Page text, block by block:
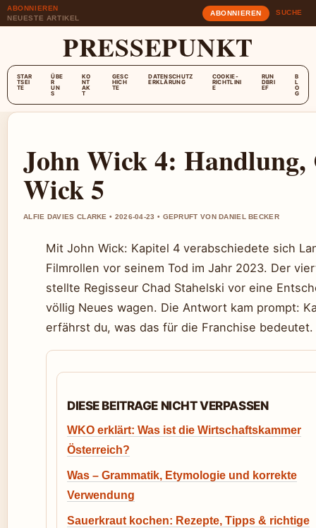
ABONNIEREN
NEUESTE ARTIKEL
ABONNIEREN SUCHE
PRESSEPUNKT
STAR
TSEI
TE
ÜBE
R
UN
S
KO
NT
AK
T
GESC
HICH
TE
DATENSCHUTZ
ERKLÄRUNG
COOKIE-
RICHTLINI
E
RUN
DBRI
EF
B
L
O
G
John Wick 4: Handlung,
Wick 5
ALFIE DAVIES CLARKE • 2026-04-23 • GEPRUFT VON DANIEL BECKER
Mit John Wick: Kapitel 4 verabschiedete sich
Filmrollen vor seinem Tod im Jahr 2023. Der
stellte Regisseur Chad Stahelski vor eine
völlig Neues wagen. Die Antwort kam prompt:
erfährst du, was das für die Franchise bedeutet.
DIESE BEITRAGE NICHT VERPASSEN
WKO erklärt: Was ist die Wirtschaftskammer
Österreich?
Was – Grammatik, Etymologie und korrekte
Verwendung
Sauerkraut kochen: Rezepte, Tipps & richtige